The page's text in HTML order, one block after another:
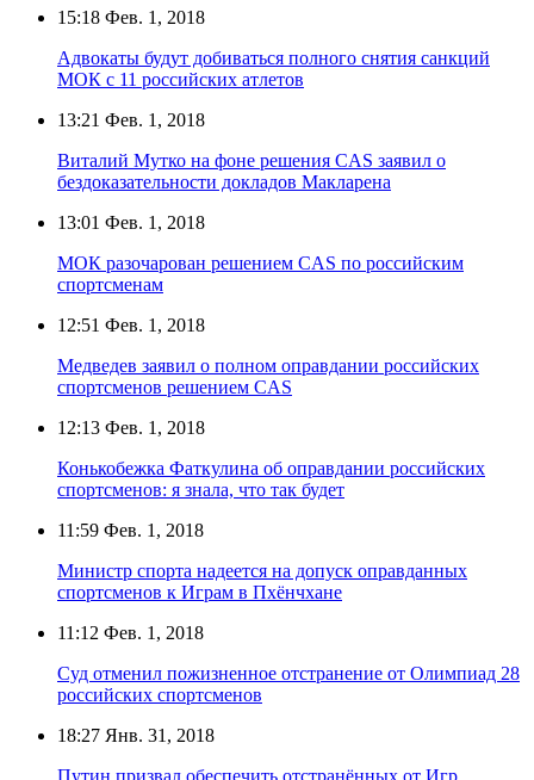
15:18 Фев. 1, 2018
Адвокаты будут добиваться полного снятия санкций
МОК с 11 российских атлетов
13:21 Фев. 1, 2018
Виталий Мутко на фоне решения CAS заявил о
бездоказательности докладов Макларена
13:01 Фев. 1, 2018
МОК разочарован решением CAS по российским
спортсменам
12:51 Фев. 1, 2018
Медведев заявил о полном оправдании российских
спортсменов решением CAS
12:13 Фев. 1, 2018
Конькобежка Фаткулина об оправдании российских
спортсменов: я знала, что так будет
11:59 Фев. 1, 2018
Министр спорта надеется на допуск оправданных
спортсменов к Играм в Пхёнчхане
11:12 Фев. 1, 2018
Суд отменил пожизненное отстранение от Олимпиад 28
российских спортсменов
18:27 Янв. 31, 2018
Путин призвал обеспечить отстранённых от Игр